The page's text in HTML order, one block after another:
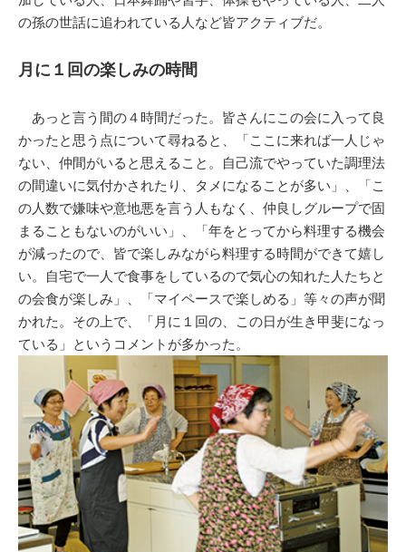
の孫の世話に追われている人など皆アクティブだ。
月に１回の楽しみの時間
あっと言う間の４時間だった。皆さんにこの会に入って良
かったと思う点について尋ねると、「ここに来れば一人じゃ
ない、仲間がいると思えること。自己流でやっていた調理法
の間違いに気付かされたり、タメになることが多い」、「こ
の人数で嫌味や意地悪を言う人もなく、仲良しグループで固
まることもないのがいい」、「年をとってから料理する機会
が減ったので、皆で楽しみながら料理する時間ができて嬉し
い。自宅で一人で食事をしているので気心の知れた人たちと
の会食が楽しみ」、「マイペースで楽しめる」等々の声が聞
かれた。その上で、「月に１回の、この日が生き甲斐になっ
ている」というコメントが多かった。